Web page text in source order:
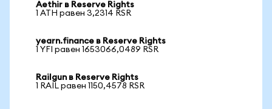
Aethir в Reserve Rights
1 ATH равен 3,2314 RSR
yearn.finance в Reserve Rights
1 YFI равен 1653066,0489 RSR
Railgun в Reserve Rights
1 RAIL равен 1150,4578 RSR